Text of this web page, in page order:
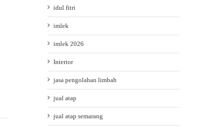
idul fitri
imlek
imlek 2026
Interior
jasa pengolahan limbah
jual atap
jual atap semarang